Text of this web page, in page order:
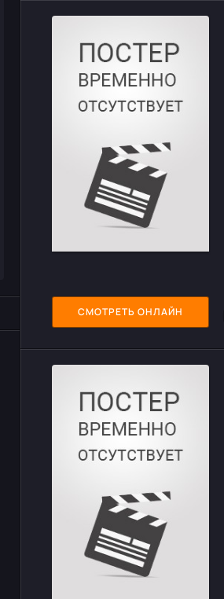
СМОТРЕТЬ ОНЛАЙН